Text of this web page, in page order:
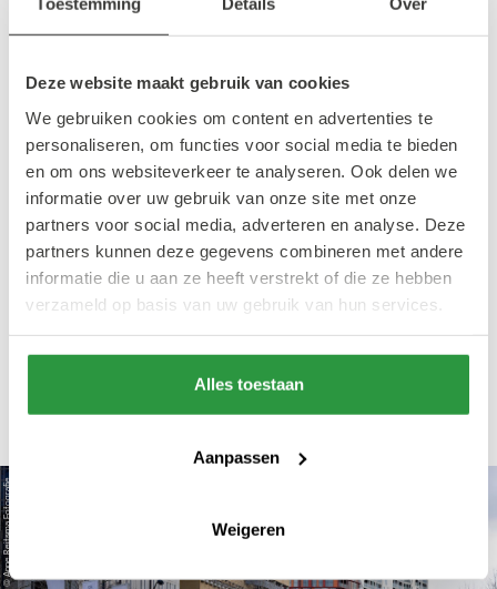
Deze website maakt gebruik van cookies
We gebruiken cookies om content en advertenties te
personaliseren, om functies voor social media te bieden
en om ons websiteverkeer te analyseren. Ook delen we
informatie over uw gebruik van onze site met onze
partners voor social media, adverteren en analyse. Deze
partners kunnen deze gegevens combineren met andere
informatie die u aan ze heeft verstrekt of die ze hebben
verzameld op basis van uw gebruik van hun services.
Alles toestaan
Aanpassen
Weigeren
Ook is RTM een ontmoetingsplek voor
makers, waar kennis en ervaringen worden
Voor Rotterdamse filmmakers is er een
geweldige kans! Het IFFR nodigt namelijk
filmmakers uit om hun filmplannen in te sturen
en zo kans te maken om €20.000 te winnen
voor de realisatie van deze film. In januari
2026 gaat de winnende film tijdens IFFR in
© Anne Reitsma Fotografie